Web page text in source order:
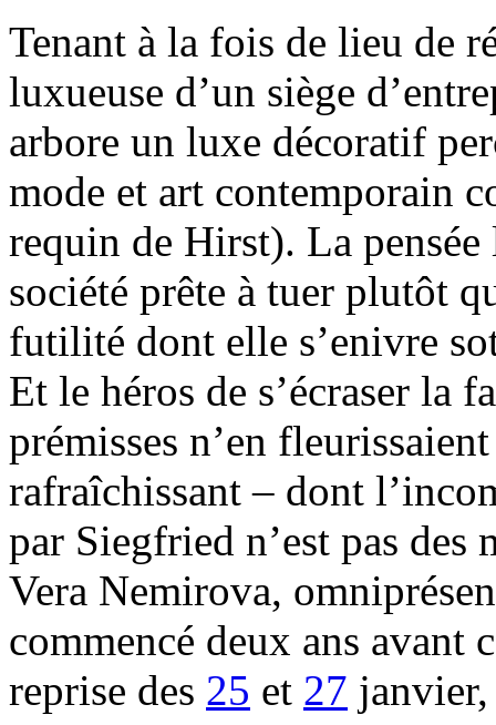
Tenant à la fois de lieu de
luxueuse d’un siège
arbore un luxe décoratif
mode et art contemporain
requin de Hirst). La pensée
société prête à tuer plutôt
futilité dont elle s’enivre
Et le héros de s’écraser
prémisses n’en
rafraîchissant – dont
par Siegfried n’est pas des
Vera Nemirova,
commencé deux ans
reprise des 25 et 27